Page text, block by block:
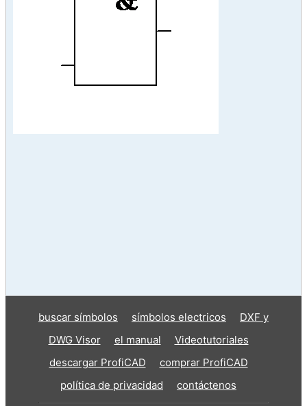
buscar símbolos símbolos electricos
DXF y
DWG Visor
el manual
Videotutoriales
descargar ProfiCAD
comprar ProfiCAD
política de privacidad
contáctenos